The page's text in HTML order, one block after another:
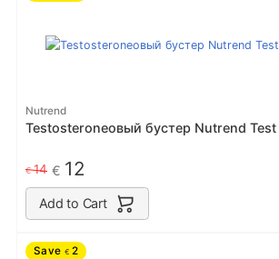
Nutrend
Testosteroneовый бустер Nutrend
€14 € 12
Add to Cart
Save € 2